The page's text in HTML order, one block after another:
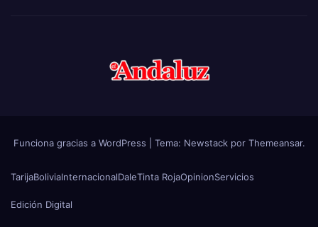
Funciona gracias a WordPress Tema: Newstackpor Themeansar.
TarijaBoliviaInternacionalDaleTinta RojaOpinionServicios
Edición Digital